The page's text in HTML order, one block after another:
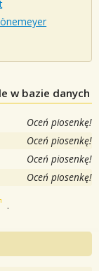
w bazie danych
Oceń piosenkę!
Oceń piosenkę!
Oceń piosenkę!
Oceń piosenkę!
.